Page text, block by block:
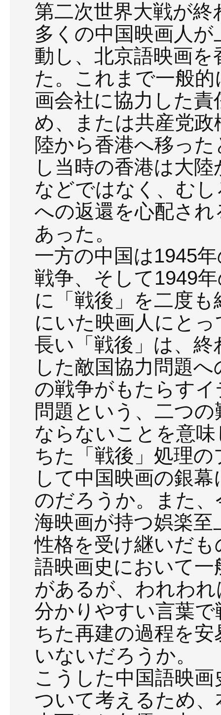
第二次世界大戦が
多くの中国映画人
動し、北京語映画
た。これまで一般
画会社に協力した
め、または共産党
陸から香港へ移っ
し当時の香港は大
などではなく、む
への返還を心配さ
あった。
一方の中国は1945
戦争、そして1949
に「戦後」を二度
にいた映画人にと
長い「戦後」は、
した敵国協力問題
の戦争がもたらす
問題という、二つ
ならないことを意
ちた「戦後」処理
して中国映画の銀
のだろうか。また
海映画が持つ娯楽
性格を受け継いだ
語映画史において
があるが、われわ
分かりやすい言葉
ちた再建の過程を
いないだろうか。
こうした中国語映
ついて考えるため